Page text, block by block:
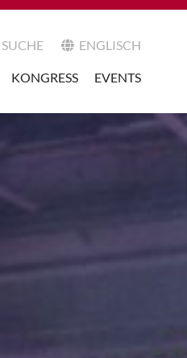
SUCHE ENGLISCH
KONGRESS EVENTS